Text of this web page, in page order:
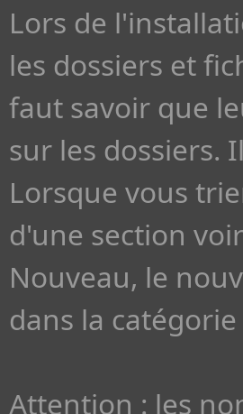
Lors de
les dossiers et
faut savoir que
sur les dossiers.
Lorsque vous
d'une section
Nouveau, le
dans la
Attention : les